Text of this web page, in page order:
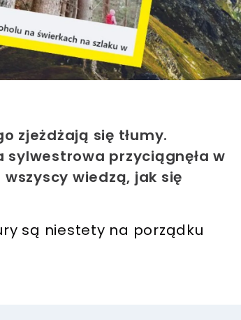
zjeżdżają się tłumy.
sylwestrowa przyciągnęła w
wiedzą, jak się
są niestety na porządku